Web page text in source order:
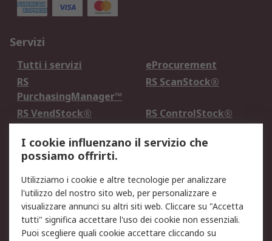
Servizi
Tutti i servizi
eProcurement
RS
PurchasingManager™
RS ScanStock®
RS VendStock®
RS ControlStock®
Legale
Informativa Cookie
Informativa Privacy -
Aggiornata
Email Security
Termini d'uso
Condizioni di vendita
Condizioni generali di
I cookie influenzano il servizio che
possiamo offrirti.
Utilizziamo i cookie e altre tecnologie per analizzare
l'utilizzo del nostro sito web, per personalizzare e
visualizzare annunci su altri siti web. Cliccare su "Accetta
tutti" significa accettare l'uso dei cookie non essenziali.
Puoi scegliere quali cookie accettare cliccando su